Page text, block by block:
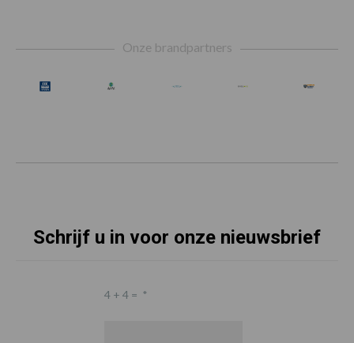
Onze brandpartners
Schrijf u in voor onze nieuwsbrief
4 + 4 = *